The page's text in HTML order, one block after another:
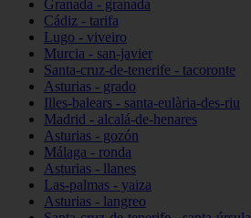
Granada - granada
Cádiz - tarifa
Lugo - viveiro
Murcia - san-javier
Santa-cruz-de-tenerife - tacoronte
Asturias - grado
Illes-balears - santa-eulària-des-riu
Madrid - alcalá-de-henares
Asturias - gozón
Málaga - ronda
Asturias - llanes
Las-palmas - yaiza
Asturias - langreo